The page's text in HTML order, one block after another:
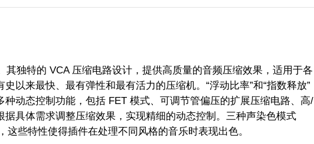
其独特的 VCA 压缩电路设计，提供高质量的音频压缩效果，适用于各
以来最快、最有弹性和最有活力的压缩机。“浮动比率”和“指数释放”
动态控制功能，包括 FET 模式、可调节管偏压的扩展压缩电路、高/
具体需求调整压缩效果，实现精细的动态控制‌。三种声染色模式
这些特性使得插件在处理不同风格的音乐时表现出色‌。